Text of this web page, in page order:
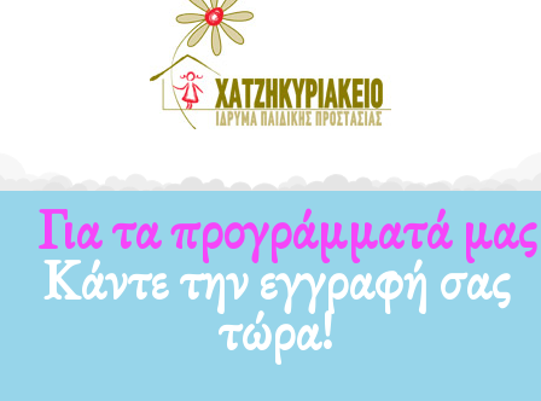
Για τα προγράμματά μας
Κάντε την εγγραφή σας
τώρα!